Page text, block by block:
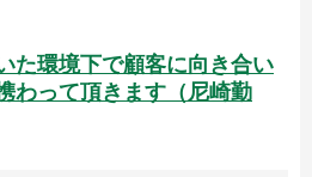
た環境下で顧客に向き合い
わって頂きます（尼崎勤